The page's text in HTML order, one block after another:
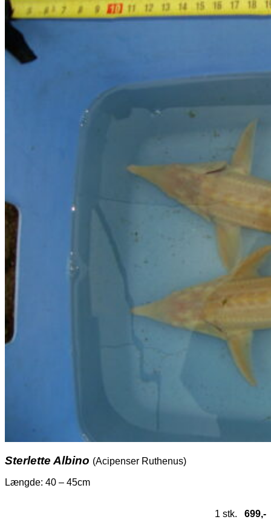
Sterlette Albino (Acipenser Ruthenus)
Længde: 40 – 45cm
1 stk. 699,-